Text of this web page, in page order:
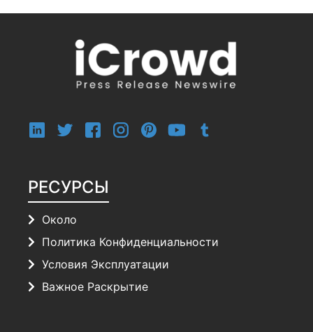
РЕСУРСЫ
Около
Политика Конфиденциальности
Условия Эксплуатации
Важное Раскрытие